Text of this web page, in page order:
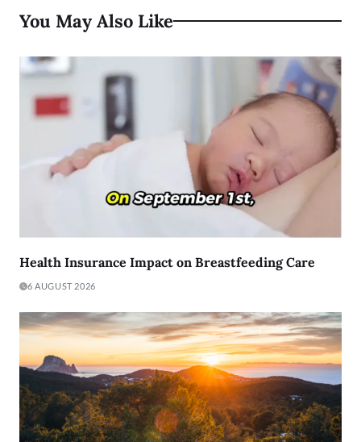
You May Also Like
Health Insurance Impact on Breastfeeding Care
6 AUGUST 2026